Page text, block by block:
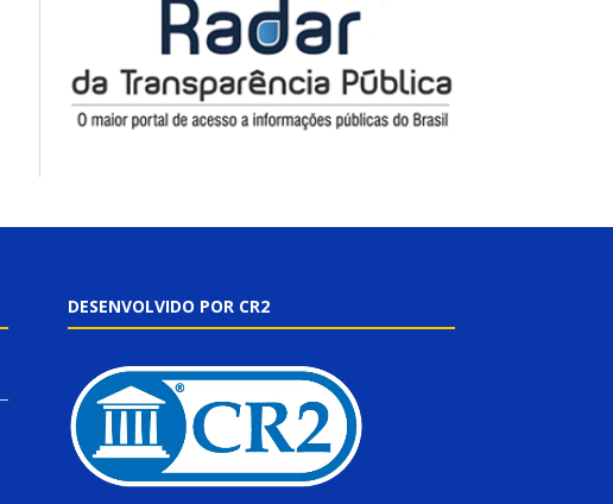
DESENVOLVIDO POR CR2